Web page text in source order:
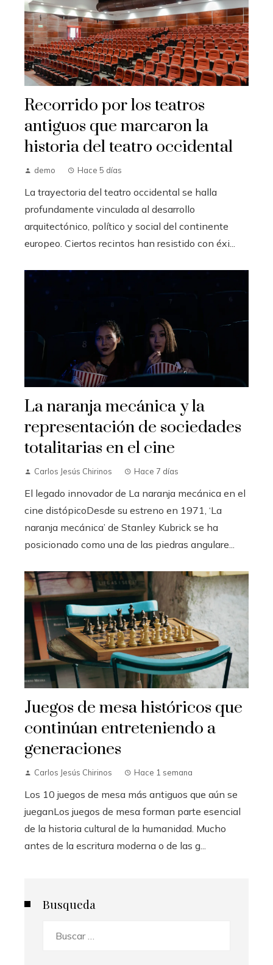
Recorrido por los teatros
antiguos que marcaron la
historia del teatro occidental
demo Hace 5 días
La trayectoria del teatro occidental se halla
profundamente vinculada al desarrollo
arquitectónico, político y social del continente
europeo. Ciertos recintos han resistido con éxi...
La naranja mecánica y la
representación de sociedades
totalitarias en el cine
Carlos Jesús Chirinos Hace 7 días
El legado innovador de La naranja mecánica en el
cine distópicoDesde su estreno en 1971, ‘La
naranja mecánica’ de Stanley Kubrick se ha
posicionado como una de las piedras angulare...
Juegos de mesa históricos que
continúan entreteniendo a
generaciones
Carlos Jesús Chirinos Hace 1 semana
Los 10 juegos de mesa más antiguos que aún se
jueganLos juegos de mesa forman parte esencial
de la historia cultural de la humanidad. Mucho
antes de la escritura moderna o de las g...
Busqueda